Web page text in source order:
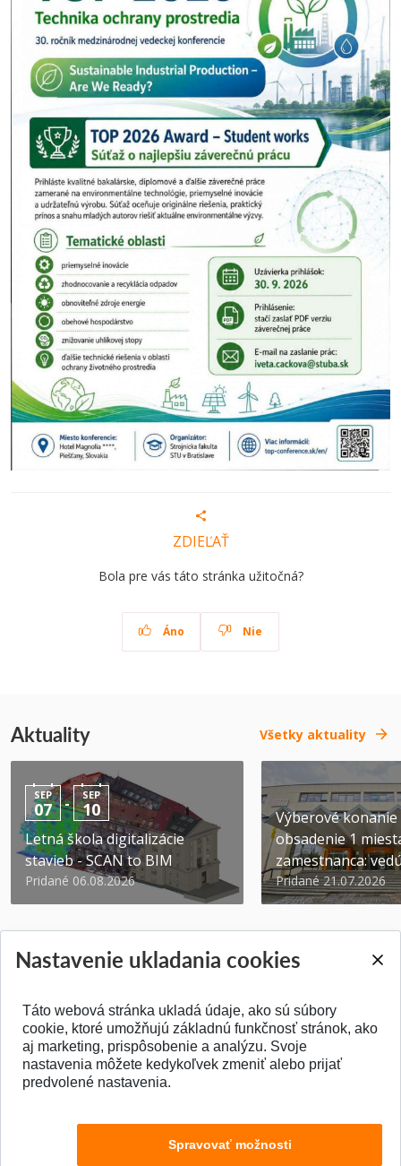
ZDIEĽAŤ
Bola pre vás táto stránka užitočná?
Áno Nie
Aktuality Všetky aktuality
SEP
07 - SEP
10
Letná škola digitalizácie
stavieb - SCAN to BIM
Pridané 06.08.2026
Výberové konanie
obsadenie 1
zamestnanca:
Pridané 21.07.2026
SPÄŤ NA VRCH
Nastavenie ukladania cookies
Táto webová stránka ukladá údaje, ako sú súbory
cookie, ktoré umožňujú základnú funkčnosť stránok, ako
aj marketing, prispôsobenie a analýzu. Svoje
nastavenia môžete kedykoľvek zmeniť alebo prijať
predvolené nastavenia.
Spravovať možnosti